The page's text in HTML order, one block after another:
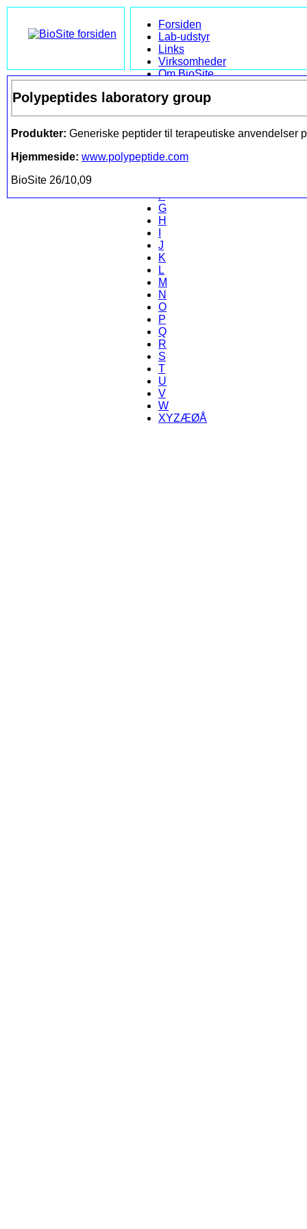
Forsiden
Lab-udstyr
Links
Virksomheder
Om BioSite
Søg
A
C
F
G
H
J
K
L
M
N
O
P
Q
R
S
T
U
V
W
XYZÆØÅ
Polypeptides laboratory group
Produkter: Generiske peptider til terapeutiske anvendelser
Hjemmeside: www.polypeptide.com
BioSite 26/10,09